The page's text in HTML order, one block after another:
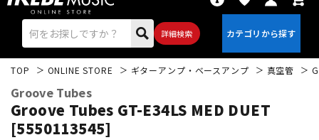
詳細検索
TOP ONLINE STORE ギターアンプ・ベースアンプ 真空管
Groove Tubes
Groove Tubes GT-E34LS MED DUET
[5550113545]